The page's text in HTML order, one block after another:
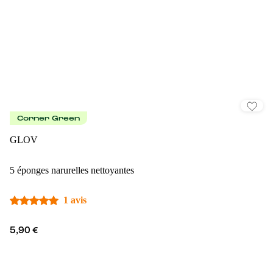
Corner Green
GLOV
5 éponges narurelles nettoyantes
1 avis
5,90 €